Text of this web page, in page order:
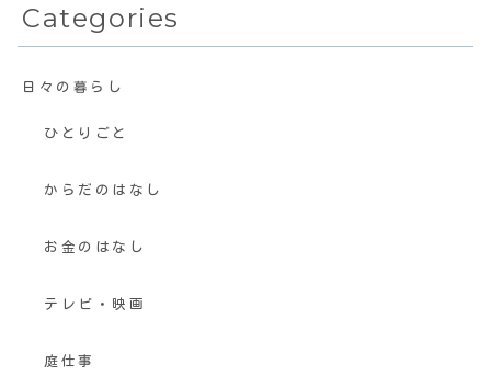
Categories
日々の暮らし
ひとりごと
からだのはなし
お金のはなし
テレビ・映画
庭仕事